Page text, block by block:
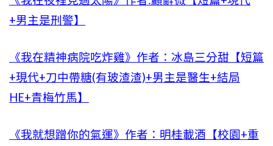
+男主是刑警】
《我在精神病院吃炸雞》作者：冰島三分甜【短篇
+現代+刀中帶糖(有玻渣渣)+男主是醫生+結局
HE+青梅竹馬】
《我就想蹭你的氣運》作者：明桂載酒【校園+重